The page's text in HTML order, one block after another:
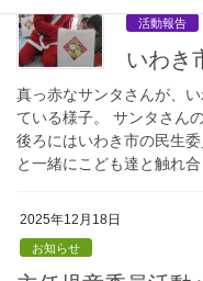
活動報告
いわき
真っ赤なサンタさんが、
ている様子。 サンタさん
後ろにはいわき市の民生
と一緒にこども達と触れ
2025年12月18日
お知らせ